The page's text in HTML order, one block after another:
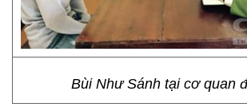
Bùi Như Sánh tại cơ quan